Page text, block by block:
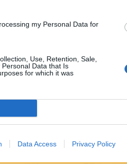
my Personal Data for
Use, Retention, Sale,
Data that Is
for which it was
Data Access Privacy Policy